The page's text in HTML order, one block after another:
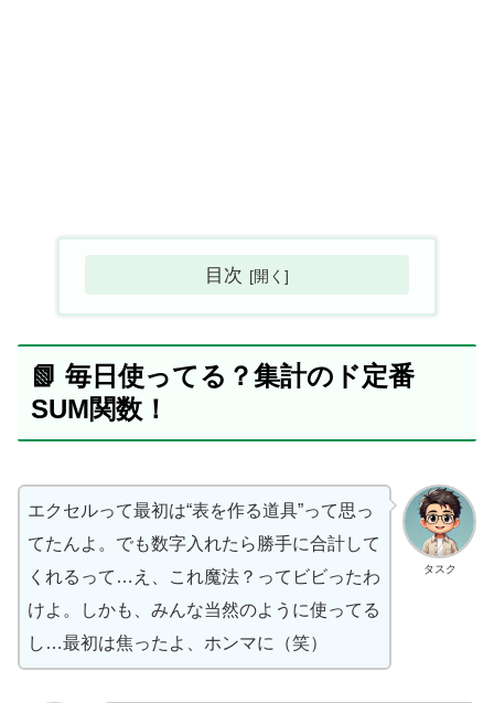
目次
📗 毎日使ってる？集計のド定番
SUM関数！
タスク
エクセルって最初は“表を作る道具”って思っ
てたんよ。でも数字入れたら勝手に合計して
くれるって…え、これ魔法？ってビビったわ
けよ。しかも、みんな当然のように使ってる
し…最初は焦ったよ、ホンマに（笑）